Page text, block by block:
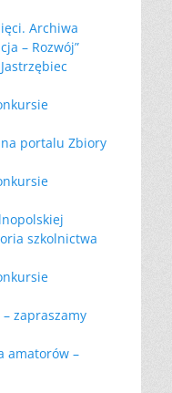
Archiwa
– Rozwój”
portalu Zbiory
szkolnictwa
zapraszamy
amatorów –